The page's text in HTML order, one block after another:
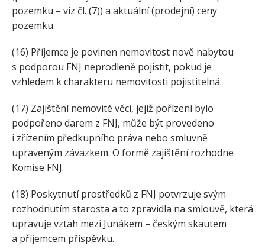
pozemku – viz čl. (7)) a aktuální (prodejní) ceny
pozemku.
(16) Příjemce je povinen nemovitost nově nabytou
s podporou FNJ neprodleně pojistit, pokud je
vzhledem k charakteru nemovitosti pojistitelná.
(17) Zajištění nemovité věci, jejíž pořízení bylo
podpořeno darem z FNJ, může být provedeno
i zřízením předkupního práva nebo smluvně
upraveným závazkem. O formě zajištění rozhodne
Komise FNJ.
(18) Poskytnutí prostředků z FNJ potvrzuje svým
rozhodnutím starosta a to zpravidla na smlouvě, která
upravuje vztah mezi Junákem – českým skautem
a příjemcem příspěvku.